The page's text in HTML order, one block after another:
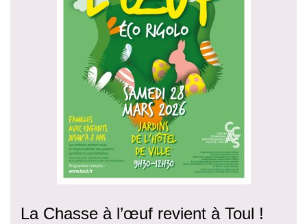
La Chasse à l’œuf revient à Toul !